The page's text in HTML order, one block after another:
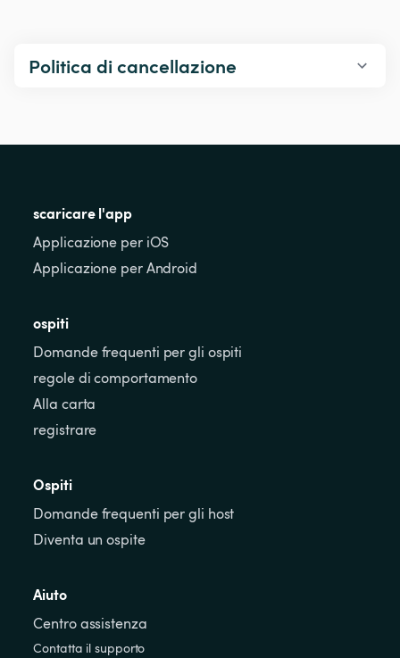
Politica di cancellazione
scaricare l'app
Applicazione per iOS
Applicazione per Android
ospiti
Domande frequenti per gli ospiti
regole di comportamento
Alla carta
registrare
Ospiti
Domande frequenti per gli host
Diventa un ospite
Aiuto
Centro assistenza
Contatta il supporto